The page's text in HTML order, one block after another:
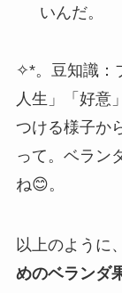
いんだ。
✧*。豆知識：
人生」「好意
つける様子か
って。ベラン
ね😊。
以上のように
めのベランダ